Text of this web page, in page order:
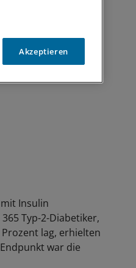
Insulin
Typ-2-Diabetiker,
lag, erhielten
war die
Akzeptieren